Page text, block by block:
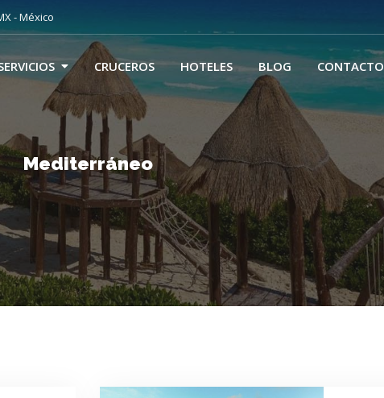
- México
CRUCEROS HOTELES BLOG CONTACTO
Mediterráneo